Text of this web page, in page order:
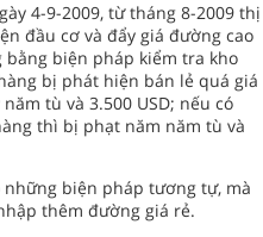
4-9-2009, từ tháng 8-2009 thị
đầu cơ và đẩy giá đường cao
biện pháp kiểm tra kho
bị phát hiện bán lẻ quá giá
tù và 3.500 USD; nếu có
thì bị phạt năm năm tù và
biện pháp tương tự, mà
thêm đường giá rẻ.